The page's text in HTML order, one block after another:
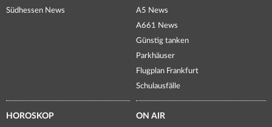
Südhessen News
A5 News
A661 News
Günstig tanken
Parkhäuser
Flugplan Frankfurt
Schulausfälle
HOROSKOP ON AIR